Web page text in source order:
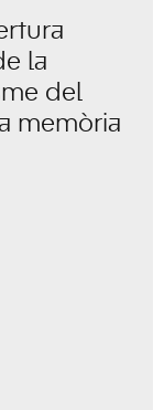
la
del
memòria